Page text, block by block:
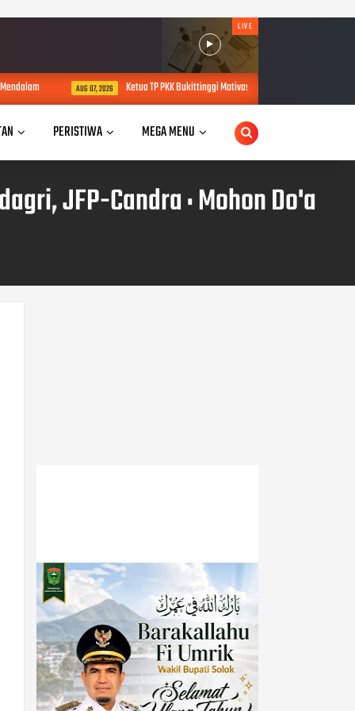
LIVE
AUG 07, 2026 Ketua TP PKK Bukittinggi Motivasi kepada Pinru Pramuka Utusan
PERISTIWA MEGA MENU
JFP-Candra : Mohon Do'a